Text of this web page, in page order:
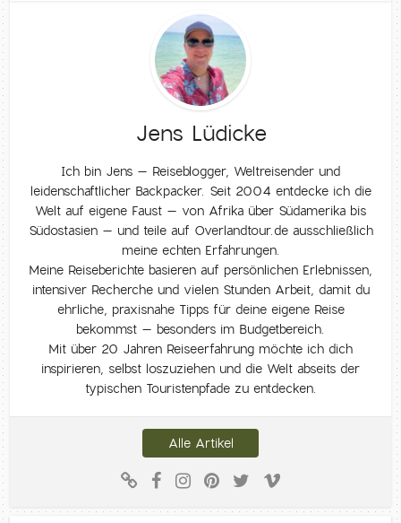
Jens Lüdicke
Ich bin Jens – Reiseblogger, Weltreisender und
leidenschaftlicher Backpacker. Seit 2004 entdecke ich die
Welt auf eigene Faust – von Afrika über Südamerika bis
Südostasien – und teile auf Overlandtour.de ausschließlich
meine echten Erfahrungen.
Meine Reiseberichte basieren auf persönlichen Erlebnissen,
intensiver Recherche und vielen Stunden Arbeit, damit du
ehrliche, praxisnahe Tipps für deine eigene Reise
bekommst – besonders im Budgetbereich.
Mit über 20 Jahren Reiseerfahrung möchte ich dich
inspirieren, selbst loszuziehen und die Welt abseits der
typischen Touristenpfade zu entdecken.
Alle Artikel